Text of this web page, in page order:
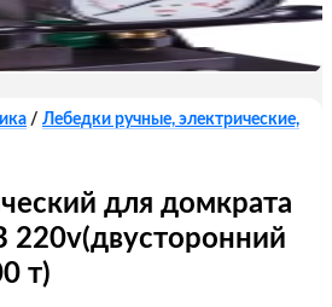
/ Лебедки ручные, электрические,
для домкрата
220v(двусторонний
т)